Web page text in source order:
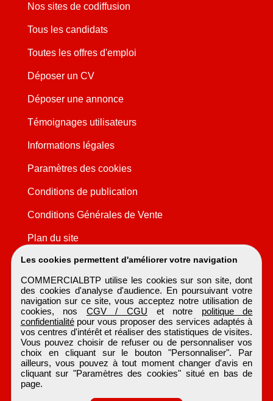
Les cookies permettent d'améliorer votre navigation
COMMERCIALBTP utilise les cookies sur son site, dont
des cookies d'analyse d'audience. En poursuivant votre
navigation sur ce site, vous acceptez notre utilisation de
cookies, nos CGV / CGU et notre politique de
confidentialitépour vous proposer des services adaptés à
vos centres d'intérêt et réaliser des statistiques de visites.
Vous pouvez choisir de refuser ou de personnaliser vos
choix en cliquant sur le bouton "Personnaliser". Par
ailleurs, vous pouvez à tout moment changer d'avis en
cliquant sur "Paramètres des cookies" situé en bas de
page.
Nos sites de codiffusion
Tous les candidats
Toutes les offres d'emploi
Déposer un CV
Déposer une annonce
Témoignages utilisateurs
Informations légales
Paramètres des cookies
Conditions de publication
Conditions Générales de Vente
Plan du site